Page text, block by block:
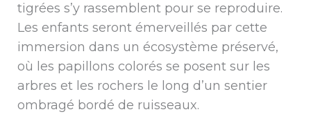
tigrées s’y rassemblent pour se reproduire.
Les enfants seront émerveillés par cette
immersion dans un écosystème préservé,
où les papillons colorés se posent sur les
arbres et les rochers le long d’un sentier
ombragé bordé de ruisseaux.